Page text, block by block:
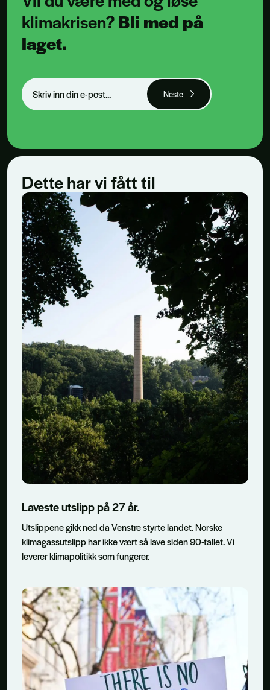
klimakrisen?Bli med på
laget.
Neste
Dette har vi fått til
Laveste utslipp på 27 år.
Utslippene gikk ned da Venstre styrte landet. Norske
klimagassutslipp har ikke vært så lave siden 90-tallet. Vi
leverer klimapolitikk som fungerer.